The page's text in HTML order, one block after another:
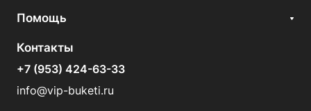
Помощь
Контакты
+7 (953) 424-63-33
info@vip-buketi.ru